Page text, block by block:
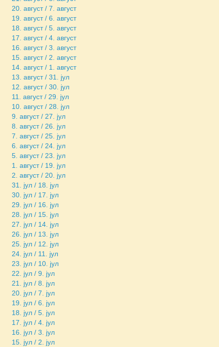
20. август / 7. август
19. август / 6. август
18. август / 5. август
17. август / 4. август
16. август / 3. август
15. август / 2. август
14. август / 1. август
13. август / 31. јул
12. август / 30. јул
11. август / 29. јул
10. август / 28. јул
9. август / 27. јул
8. август / 26. јул
7. август / 25. јул
6. август / 24. јул
5. август / 23. јул
1. август / 19. јул
2. август / 20. јул
31. јул / 18. јул
30. јул / 17. јул
29. јул / 16. јул
28. јул / 15. јул
27. јул / 14. јул
26. јул / 13. јул
25. јул / 12. јул
24. јул / 11. јул
23. јул / 10. јул
22. јул / 9. јул
21. јул / 8. јул
20. јул / 7. јул
19. јул / 6. јул
18. јул / 5. јул
17. јул / 4. јул
16. јул / 3. јул
15. јул / 2. јул